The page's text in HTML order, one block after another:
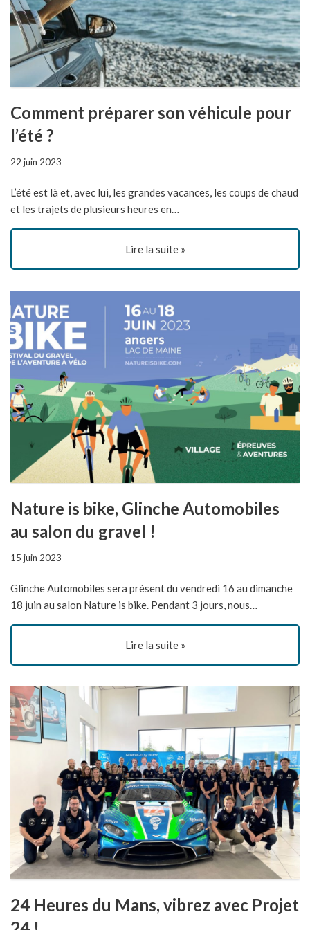
Comment préparer son véhicule pour
l’été ?
22 juin 2023
L’été est là et, avec lui, les grandes vacances, les coups de chaud
et les trajets de plusieurs heures en…
Lire la suite »
Nature is bike, Glinche Automobiles
au salon du gravel !
15 juin 2023
Glinche Automobiles sera présent du vendredi 16 au dimanche
18 juin au salon Nature is bike. Pendant 3 jours, nous…
Lire la suite »
24 Heures du Mans, vibrez avec Projet